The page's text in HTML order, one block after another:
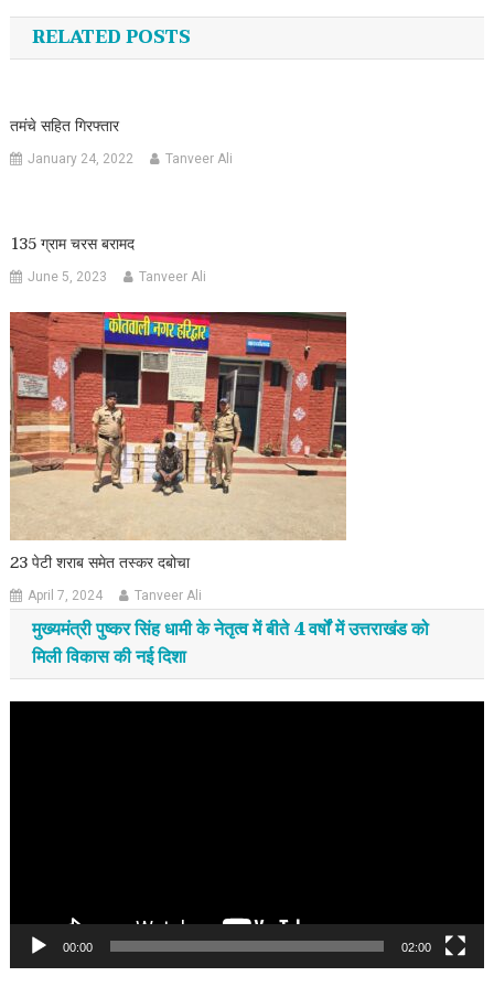
RELATED POSTS
तमंचे सहित गिरफ्तार
January 24, 2022 Tanveer Ali
135 ग्राम चरस बरामद
June 5, 2023 Tanveer Ali
23 पेटी शराब समेत तस्कर दबोचा
April 7, 2024 Tanveer Ali
मुख्यमंत्री पुष्कर सिंह धामी के नेतृत्व में बीते 4 वर्षों में उत्तराखंड को
मिली विकास की नई दिशा
00:00 02:00